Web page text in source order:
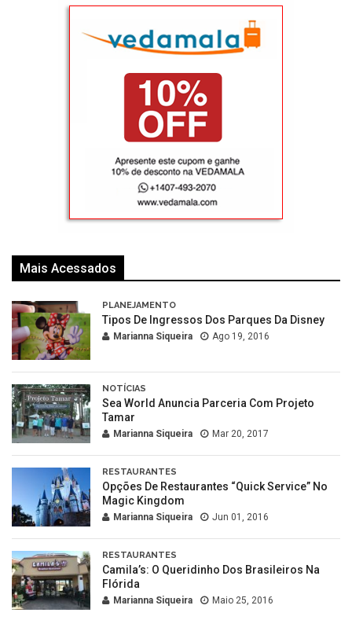
Mais Acessados
PLANEJAMENTO
Tipos De Ingressos Dos Parques Da Disney
Marianna Siqueira Ago 19, 2016
NOTÍCIAS
Sea World Anuncia Parceria Com Projeto
Tamar
Marianna Siqueira Mar 20, 2017
RESTAURANTES
Opções De Restaurantes “Quick Service” No
Magic Kingdom
Marianna Siqueira Jun 01, 2016
RESTAURANTES
Camila’s: O Queridinho Dos Brasileiros Na
Flórida
Marianna Siqueira Maio 25, 2016